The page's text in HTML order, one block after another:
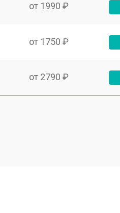
от 1990 ₽
от 1750 ₽
от 2790 ₽